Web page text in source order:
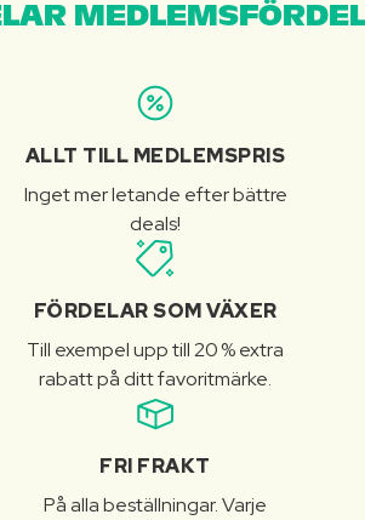
ALLT TILL MEDLEMSPRIS
Inget mer letande efter bättre
deals!
FÖRDELAR SOM VÄXER
Till exempel upp till 20 % extra
rabatt på ditt favoritmärke.
FRI FRAKT
På alla beställningar. Varje